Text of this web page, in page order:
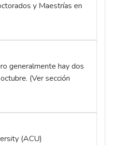
y Maestrías en
generalmente hay dos
(Ver sección
(ACU)